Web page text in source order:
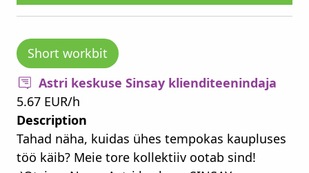
Short workbit
Astri keskuse Sinsay klienditeenindaja
5.67 EUR/h
Description
Tahad näha, kuidas ühes tempokas kaupluses
töö käib? Meie tore kollektiiv ootab sind!